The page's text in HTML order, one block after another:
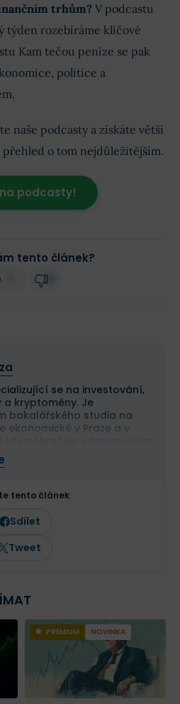
trhům? V podcastu
týden rozebíráme klíčové
Kam tečou peníze se pak
politice a
naše podcasty a získáte větší
o tom nejdůležitějším.
podcasty!
tento článek?
se na investování,
a kryptoměny. Je
bakalářského studia na
ekonomické v Praze a v
studiu.
trzích se pohybuje již více
i kryptoměnových
působí jako šéfredaktor a
na investování,
a aktuální dění na
tento článek
Sdílet
Tweet
PREMIUM NOVINKA